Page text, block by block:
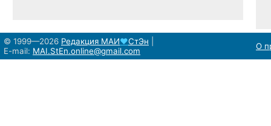
© 1999—2026 Редакция МАИ♥СтЭн
E-mail: MAI.StEn.online@gmail.com О